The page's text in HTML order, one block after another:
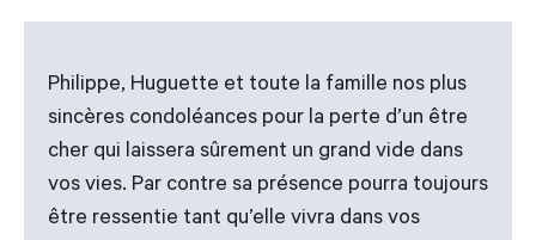
Philippe, Huguette et toute la famille nos plus
sincères condoléances pour la perte d’un être
cher qui laissera sûrement un grand vide dans
vos vies. Par contre sa présence pourra toujours
être ressentie tant qu’elle vivra dans vos